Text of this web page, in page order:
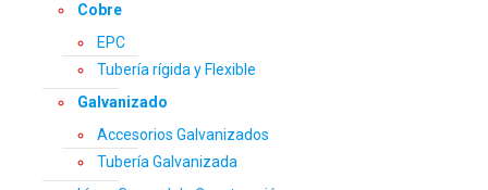
Cobre
EPC
Tubería rígida y Flexible
Galvanizado
Accesorios Galvanizados
Tubería Galvanizada